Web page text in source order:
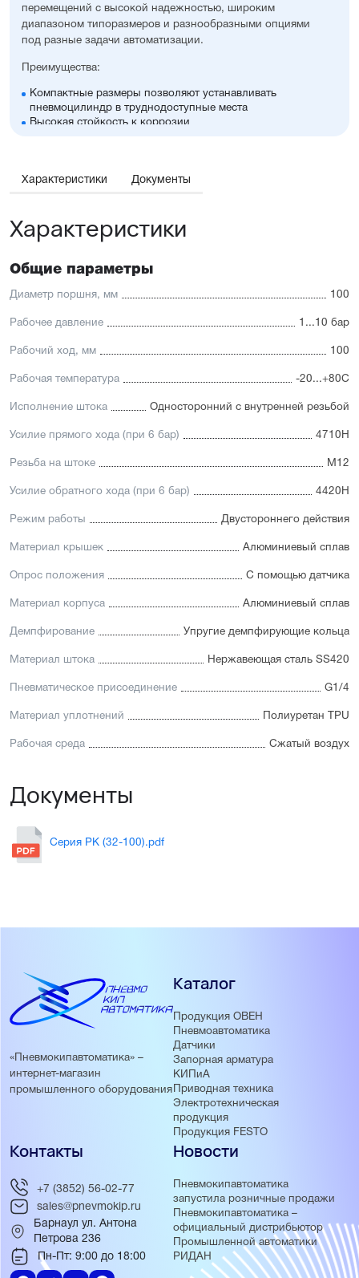
перемещений с высокой надежностью, широким
диапазоном типоразмеров и разнообразными опциями
под разные задачи автоматизации.
Преимущества:
Компактные размеры позволяют устанавливать
пневмоцилиндр в труднодоступные места
Высокая стойкость к коррозии
принадлежностей, включая антиприворотную
Отличительные черты:
демпфирования
Простая установка датчиков положения с любой из
Подходит для использования в пищевой
Простой монтаж в ограниченном пространстве
Характеристики Документы
Характеристики
Общие параметры
Диаметр поршня, мм 100
Рабочее давление 1...10 бар
Рабочий ход, мм 100
Рабочая температура -20...+80С
Исполнение штока Односторонний с внутренней резьбой
Усилие прямого хода (при 6 бар) 4710Н
Резьба на штоке М12
Усилие обратного хода (при 6 бар) 4420Н
Режим работы Двустороннего действия
Материал крышек Алюминиевый сплав
Опрос положения С помощью датчика
Материал корпуса Алюминиевый сплав
Демпфирование Упругие демпфирующие кольца
Материал штока Нержавеющая сталь SS420
Пневматическое присоединение G1/4
Материал уплотнений Полиуретан TPU
Рабочая среда Сжатый воздух
Документы
Серия PK (32-100).pdf
«Пневмокипавтоматика» –
интернет-магазин
промышленного оборудования
Каталог
Продукция ОВЕН
Пневмоавтоматика
Датчики
Запорная арматура
КИПиА
Приводная техника
Электротехническая
продукция
Продукция FESTO
Новости
Пневмокипавтоматика
запустила розничные продажи
Пневмокипавтоматика –
официальный дистрибьютор
Промышленной автоматики
РИДАН
Контакты
+7 (3852) 56-02-77
sales@pnevmokip.ru
Барнаул ул. Антона
Петрова 236
Пн-Пт: 9:00 до 18:00